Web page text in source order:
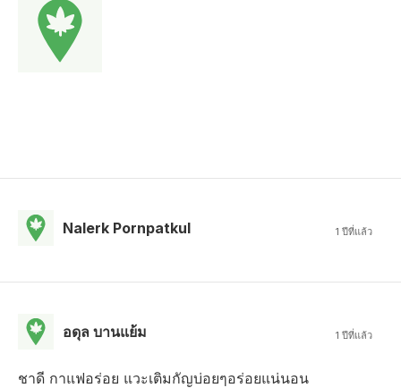
Nalerk Pornpatkul 1 ปีที่แล้ว
อดุล บานแย้ม 1 ปีที่แล้ว
ชาดี กาแฟอร่อย แวะเติมกัญบ่อยๆอร่อยแน่นอน